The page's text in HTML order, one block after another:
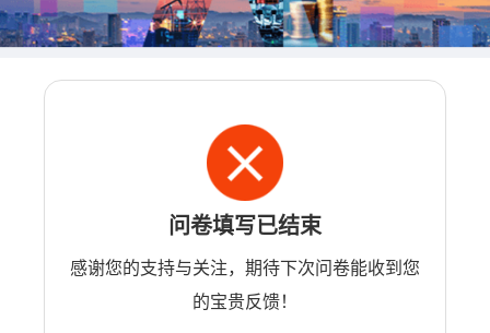
问卷填写已结束
感谢您的支持与关注，期待下次问卷能收到您
的宝贵反馈！